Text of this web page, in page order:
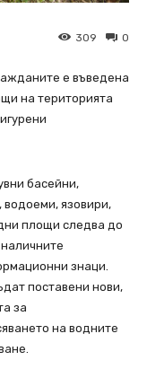
0
309
е въведена
на територията
басейни,
водоеми, язовири,
площи следва до
знаци.
поставени нови,
за
на водните